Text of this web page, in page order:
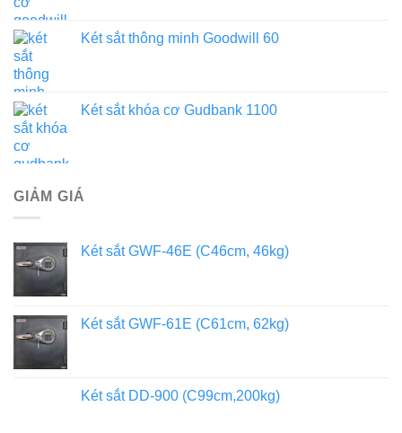
Két sắt thông minh Goodwill 60
Két sắt khóa cơ Gudbank 1100
GIẢM GIÁ
Két sắt GWF-46E (C46cm, 46kg)
Két sắt GWF-61E (C61cm, 62kg)
Két sắt DD-900 (C99cm,200kg)